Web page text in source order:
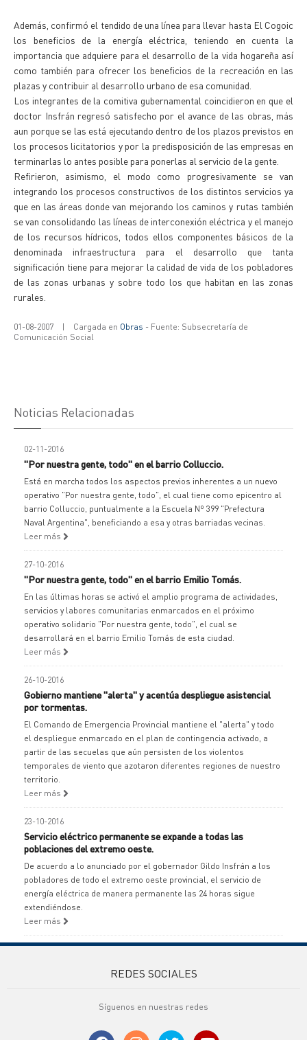
Además, confirmó el tendido de una línea para llevar hasta El Cogoic
los beneficios de la energía eléctrica, teniendo en cuenta la
importancia que adquiere para el desarrollo de la vida hogareña así
como también para ofrecer los beneficios de la recreación en las
plazas y contribuir al desarrollo urbano de esa comunidad.
Los integrantes de la comitiva gubernamental coincidieron en que el
doctor Insfrán regresó satisfecho por el avance de las obras, más
aun porque se las está ejecutando dentro de los plazos previstos en
los procesos licitatorios y por la predisposición de las empresas en
terminarlas lo antes posible para ponerlas al servicio de la gente.
Refirieron, asimismo, el modo como progresivamente se van
integrando los procesos constructivos de los distintos servicios ya
que en las áreas donde van mejorando los caminos y rutas también
se van consolidando las líneas de interconexión eléctrica y el manejo
de los recursos hídricos, todos ellos componentes básicos de la
denominada infraestructura para el desarrollo que tanta
significación tiene para mejorar la calidad de vida de los pobladores
de las zonas urbanas y sobre todo los que habitan en las zonas
rurales.
01-08-2007 | Cargada en Obras - Fuente: Subsecretaría de
Comunicación Social
Noticias Relacionadas
02-11-2016
"Por nuestra gente, todo" en el barrio Colluccio.
Está en marcha todos los aspectos previos inherentes a un nuevo
operativo "Por nuestra gente, todo", el cual tiene como epicentro al
barrio Colluccio, puntualmente a la Escuela Nº 399 "Prefectura
Naval Argentina", beneficiando a esa y otras barriadas vecinas.
Leer más
27-10-2016
"Por nuestra gente, todo" en el barrio Emilio Tomás.
En las últimas horas se activó el amplio programa de actividades,
servicios y labores comunitarias enmarcados en el próximo
operativo solidario "Por nuestra gente, todo", el cual se
desarrollará en el barrio Emilio Tomás de esta ciudad.
Leer más
26-10-2016
Gobierno mantiene "alerta" y acentúa despliegue asistencial
por tormentas.
El Comando de Emergencia Provincial mantiene el "alerta" y todo
el despliegue enmarcado en el plan de contingencia activado, a
partir de las secuelas que aún persisten de los violentos
temporales de viento que azotaron diferentes regiones de nuestro
territorio.
Leer más
23-10-2016
Servicio eléctrico permanente se expande a todas las
poblaciones del extremo oeste.
De acuerdo a lo anunciado por el gobernador Gildo Insfrán a los
pobladores de todo el extremo oeste provincial, el servicio de
energía eléctrica de manera permanente las 24 horas sigue
extendiéndose.
Leer más
REDES SOCIALES
Síguenos en nuestras redes